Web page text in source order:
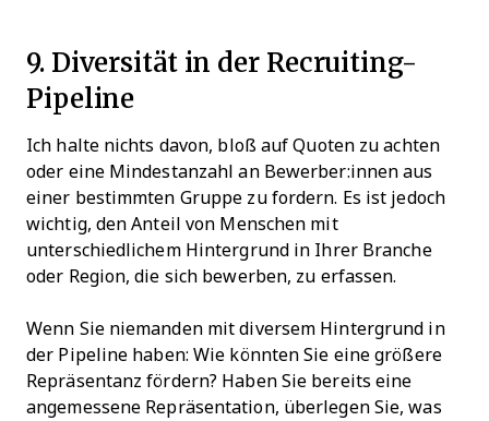
9. Diversität in der Recruiting-
Pipeline
Ich halte nichts davon, bloß auf Quoten zu achten
oder eine Mindestanzahl an Bewerber:innen aus
einer bestimmten Gruppe zu fordern. Es ist jedoch
wichtig, den Anteil von Menschen mit
unterschiedlichem Hintergrund in Ihrer Branche
oder Region, die sich bewerben, zu erfassen.
Wenn Sie niemanden mit diversem Hintergrund in
der Pipeline haben: Wie könnten Sie eine größere
Repräsentanz fördern? Haben Sie bereits eine
angemessene Repräsentation, überlegen Sie, was